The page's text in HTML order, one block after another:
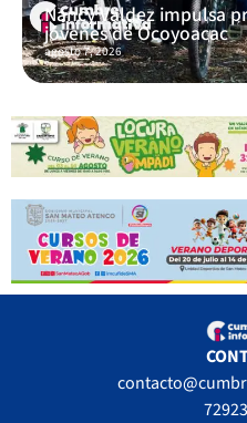
Nancy Valdez impulsa
jóvenes de Ocoyoacac
agosto 7, 2026